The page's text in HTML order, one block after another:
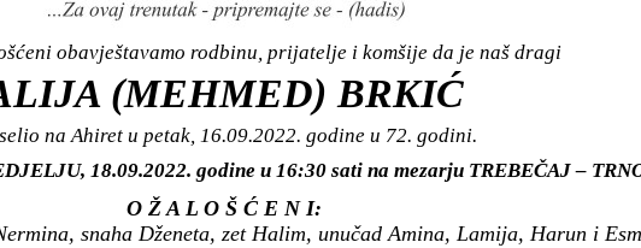
obavještavamo rodbinu, prijatelje i komšije da je naš dragi
(MEHMED) BRKIĆ
na Ahiret u petak, 16.09.2022. godine u 72. godini.
18.09.2022. godine u 16:30 sati na mezarju TREBEČAJ –
O Ž A L O Š Ć E N I:
snaha Dženeta, zet Halim, unučad Amina, Lamija, Harun i